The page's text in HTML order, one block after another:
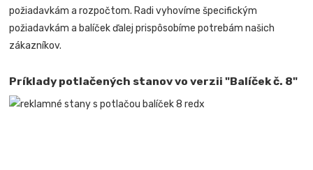
požiadavkám a rozpočtom. Radi vyhovíme špecifickým
požiadavkám a balíček ďalej prispôsobíme potrebám našich
zákazníkov.
Príklady potlačených stanov vo verzii "Balíček č. 8"